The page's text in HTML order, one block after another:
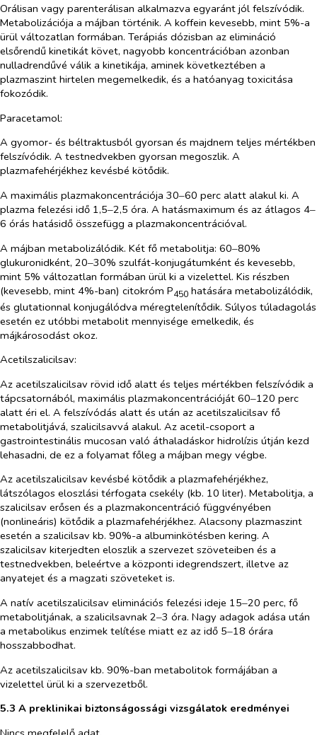
Orálisan vagy parenterálisan alkalmazva egyaránt jól felszívódik.
Metabolizációja a májban történik. A koffein kevesebb, mint 5%-a
ürül változatlan formában. Terápiás dózisban az elimináció
elsőrendű kinetikát követ, nagyobb koncentrációban azonban
nulladrendűvé válik a kinetikája, aminek következtében a
plazmaszint hirtelen megemelkedik, és a hatóanyag toxicitása
fokozódik.
Paracetamol:
A gyomor- és béltraktusból gyorsan és majdnem teljes mértékben
felszívódik. A testnedvekben gyorsan megoszlik. A
plazmafehérjékhez kevésbé kötődik.
A maximális plazmakoncentrációja 30‒60 perc alatt alakul ki. A
plazma felezési idő 1,5‒2,5 óra. A hatásmaximum és az átlagos 4‒
6 órás hatásidő összefügg a plazmakoncentrációval.
A májban metabolizálódik. Két fő metabolitja: 60‒80%
glukuronidként, 20‒30% szulfát-konjugátumként és kevesebb,
mint 5% változatlan formában ürül ki a vizelettel. Kis részben
(kevesebb, mint 4%-ban) citokróm P450 hatására metabolizálódik,
és glutationnal konjugálódva méregtelenítődik. Súlyos túladagolás
esetén ez utóbbi metabolit mennyisége emelkedik, és
májkárosodást okoz.
Acetilszalicilsav:
Az acetilszalicilsav rövid idő alatt és teljes mértékben felszívódik a
tápcsatornából, maximális plazmakoncentrációját 60‒120 perc
alatt éri el. A felszívódás alatt és után az acetilszalicilsav fő
metabolitjává, szalicilsavvá alakul. Az acetil-csoport a
gastrointestinális mucosan való áthaladáskor hidrolízis útján kezd
lehasadni, de ez a folyamat főleg a májban megy végbe.
Az acetilszalicilsav kevésbé kötődik a plazmafehérjékhez,
látszólagos eloszlási térfogata csekély (kb. 10 liter). Metabolitja, a
szalicilsav erősen és a plazmakoncentráció függvényében
(nonlineáris) kötődik a plazmafehérjékhez. Alacsony plazmaszint
esetén a szalicilsav kb. 90%-a albuminkötésben kering. A
szalicilsav kiterjedten eloszlik a szervezet szöveteiben és a
testnedvekben, beleértve a központi idegrendszert, illetve az
anyatejet és a magzati szöveteket is.
A natív acetilszalicilsav eliminációs felezési ideje 15‒20 perc, fő
metabolitjának, a szalicilsavnak 2‒3 óra. Nagy adagok adása után
a metabolikus enzimek telítése miatt ez az idő 5‒18 órára
hosszabbodhat.
Az acetilszalicilsav kb. 90%-ban metabolitok formájában a
vizelettel ürül ki a szervezetből.
5.3 A preklinikai biztonságossági vizsgálatok eredményei